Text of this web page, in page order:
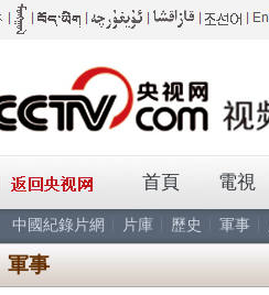
首頁 電視
中國紀錄片網 片庫 歷史 軍事
軍事